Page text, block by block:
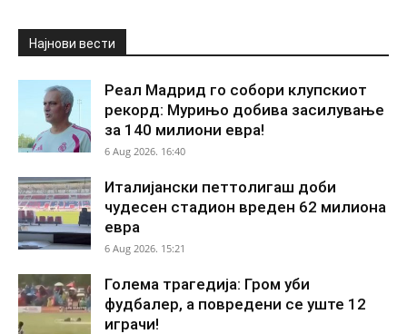
Најнови вести
Реал Мадрид го собори клупскиот
рекорд: Мурињо добива засилување
за 140 милиони евра!
6 Aug 2026. 16:40
Италијански петтолигаш доби
чудесен стадион вреден 62 милиона
евра
6 Aug 2026. 15:21
Голема трагедија: Гром уби
фудбалер, а повредени се уште 12
играчи!